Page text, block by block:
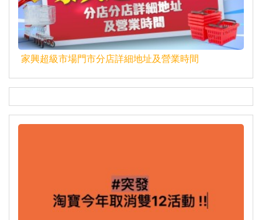
家興超級市場門市分店詳細地址及營業時間